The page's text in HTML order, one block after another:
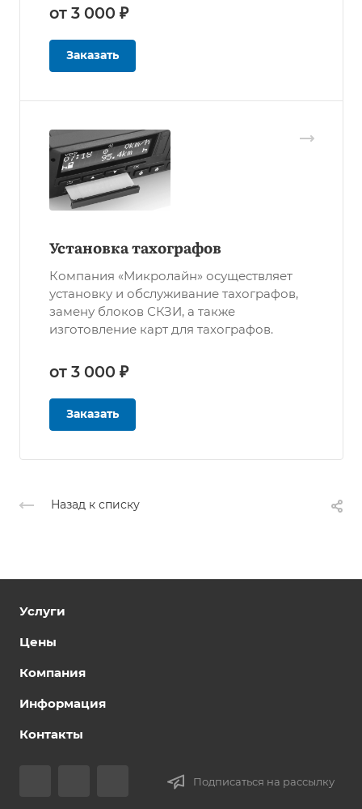
от 3 000 ₽
Заказать
Установка тахографов
Компания «Микролайн» осуществляет
установку и обслуживание тахографов,
замену блоков СКЗИ, а также
изготовление карт для тахографов.
от 3 000 ₽
Заказать
Назад к списку
Услуги
Цены
Компания
Информация
Контакты
Подписаться на рассылку